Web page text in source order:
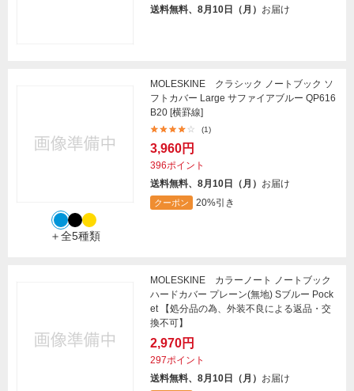
送料無料、8月10日（月） お届け
＋全5種類
MOLESKINE クラシック ノートブック ソ
フトカバー Large サファイアブルー QP616
B20 [横罫線]
(1)
3,960円
396ポイント
送料無料、8月10日（月） お届け
クーポン 20%引き
MOLESKINE カラーノート ノートブック
ハードカバー プレーン(無地) Sブルー Pock
et 【処分品の為、外装不良による返品・交
換不可】
2,970円
297ポイント
送料無料、8月10日（月） お届け